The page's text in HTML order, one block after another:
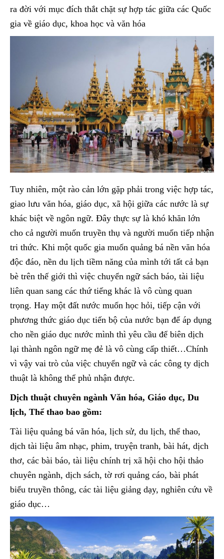
ra đời với mục đích thắt chặt sự hợp tác giữa các Quốc
gia về giáo dục, khoa học và văn hóa
Tuy nhiên, một rào cản lớn gặp phải trong việc hợp tác,
giao lưu văn hóa, giáo dục, xã hội giữa các nước là sự
khác biệt về ngôn ngữ. Đây thực sự là khó khăn lớn
cho cả người muốn truyền thụ và người muốn tiếp nhận
tri thức. Khi một quốc gia muốn quảng bá nền văn hóa
độc đáo, nền du lịch tiềm năng của mình tới tất cả bạn
bè trên thế giới thì việc chuyển ngữ sách báo, tài liệu
liên quan sang các thứ tiếng khác là vô cùng quan
trọng. Hay một đất nước muốn học hỏi, tiếp cận với
phương thức giáo dục tiến bộ của nước bạn để áp dụng
cho nền giáo dục nước mình thì yêu cầu để biên dịch
lại thành ngôn ngữ mẹ đẻ là vô cùng cấp thiết…Chính
vì vậy vai trò của việc chuyển ngữ và các công ty dịch
thuật là không thể phủ nhận được.
Dịch thuật chuyên ngành Văn hóa, Giáo dục, Du
lịch, Thể thao bao gồm:
Tài liệu quảng bá văn hóa, lịch sử, du lịch, thể thao,
dịch tài liệu âm nhạc, phim, truyện tranh, bài hát, dịch
thơ, các bài báo, tài liệu chính trị xã hội cho hội thảo
chuyên ngành, dịch sách, tờ rơi quảng cáo, bài phát
biểu truyền thông, các tài liệu giảng dạy, nghiên cứu về
giáo dục…